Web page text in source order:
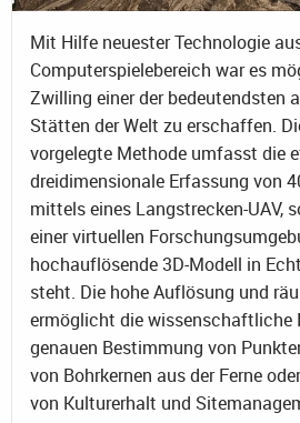
Mit Hilfe neuester Technologie
Computerspielebereich war es
Zwilling einer der bedeutendsten
Stätten der Welt zu erschaffen.
vorgelegte Methode umfasst die
dreidimensionale Erfassung von
mittels eines Langstrecken-UAV,
einer virtuellen
hochauflösende 3D-Modell in
steht. Die hohe Auflösung und
ermöglicht die wissenschaftliche
genauen Bestimmung von
von Bohrkernen aus der Ferne
von Kulturerhalt und